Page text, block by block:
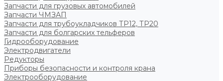
Запчасти для грузовых автомобилей
Запчасти ЧМЗАП
Запчасти для трубоукладчиков ТР12, ТР20
Запчасти для болгарских тельферов
Гидрооборудование
Электродвигатели
Редукторы
Приборы безопасности и контроля крана
Электрооборудование